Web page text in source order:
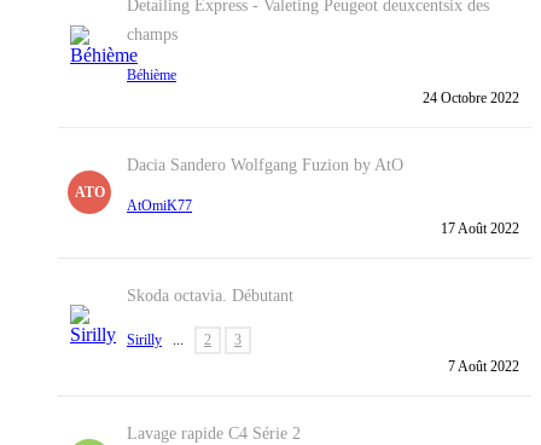
Detailing Express - Valeting Peugeot deuxcentsix des
champs
Béhième
24 Octobre 2022
ATO
Dacia Sandero Wolfgang Fuzion by AtO
AtOmiK77
17 Août 2022
Skoda octavia. Débutant
Sirilly ... 2
3
7 Août 2022
Lavage rapide C4 Série 2